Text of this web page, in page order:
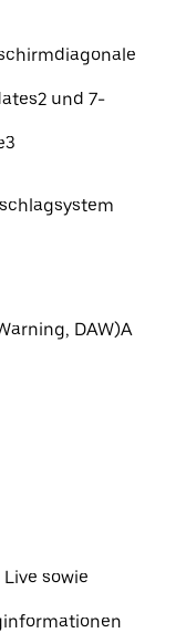
und 7-
DAW)A
sowie